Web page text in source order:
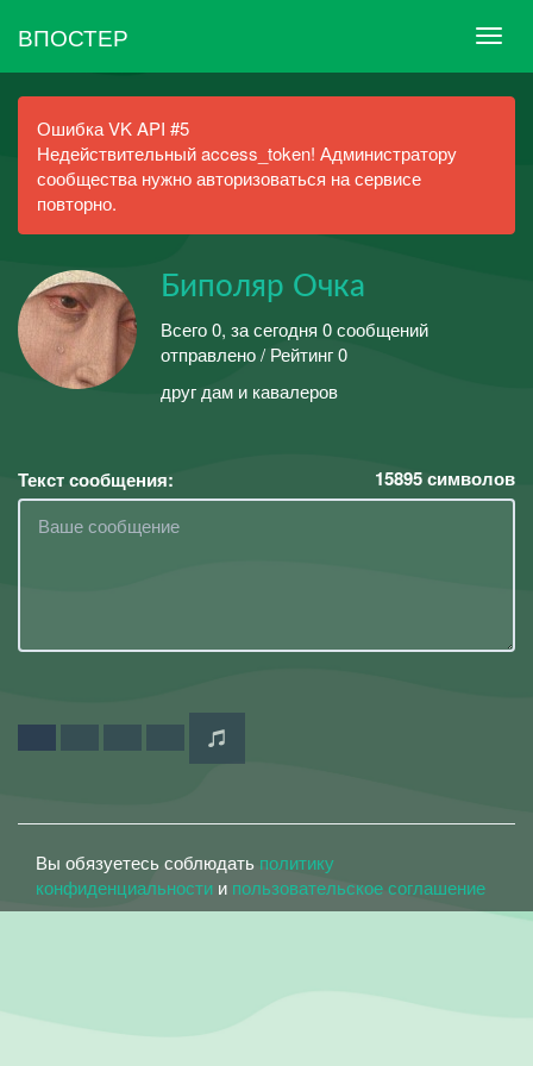
ВПОСТЕР
Ошибка VK API #5
Недействительный access_token! Администратору
сообщества нужно авторизоваться на сервисе
повторно.
Биполяр Очка
Всего 0, за сегодня 0 сообщений
отправлено / Рейтинг 0
друг дам и кавалеров
Текст сообщения: 15895символов
Вы обязуетесь соблюдать политику
конфиденциальности и пользовательское соглашение